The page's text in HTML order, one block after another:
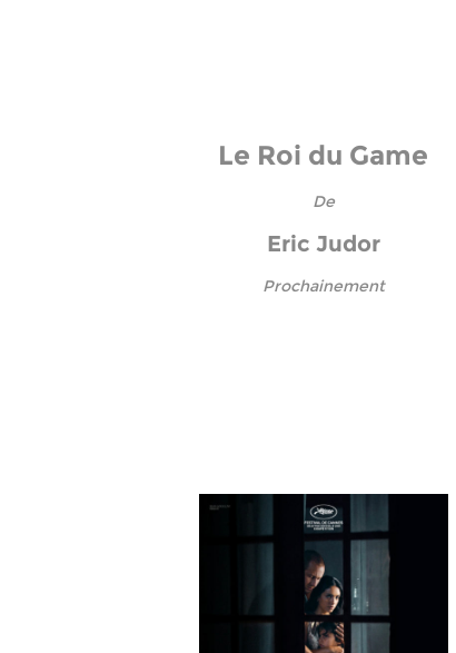
Le Roi du Game
De
Eric Judor
Prochainement